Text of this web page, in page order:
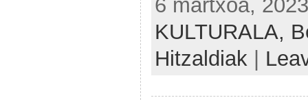
6 martxoa,
KULTURALA,
Hitzaldiak|